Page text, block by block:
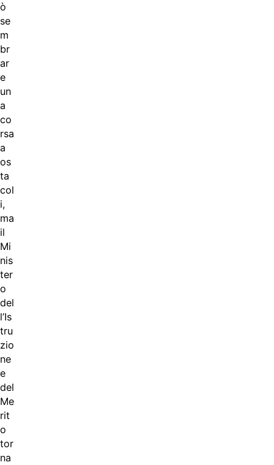
ò
se
m
br
ar
e
un
a
co
rsa
a
os
ta
col
i,
ma
il
Mi
nis
ter
o
del
l’Is
tru
zio
ne
e
del
Me
rit
o
tor
na